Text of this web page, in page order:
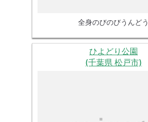
全身のびのびうんどう
ひよどり公園
(千葉県 松戸市)